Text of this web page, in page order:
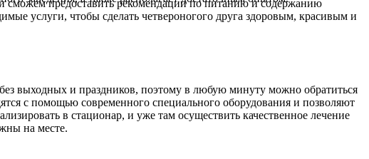
предоставить рекомендации по питанию и содержанию
услуги, чтобы сделать четвероногого друга здоровым, красивым и
выходных и праздников, поэтому в любую минуту можно обратиться
с помощью современного специального оборудования и позволяют
в стационар, и уже там осуществить качественное лечение
на месте.